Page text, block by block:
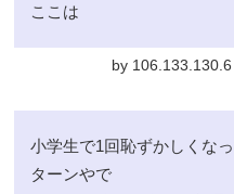
ここは
by 106.133.130.6
小学生で1回恥ずかしくな
ターンやで